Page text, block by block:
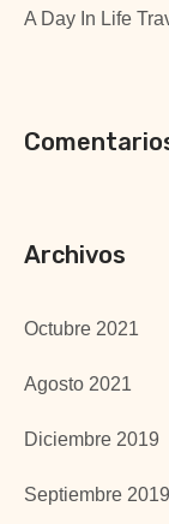
A Day In Life
Archivos
Octubre 2021
Agosto 2021
Diciembre 2019
Septiembre 2019